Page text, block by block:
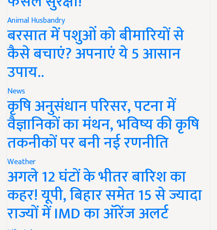
Animal Husbandry
बरसात में पशुओं को बीमारियों से
कैसे बचाएं? अपनाएं ये 5 आसान
उपाय..
News
कृषि अनुसंधान परिसर, पटना में
वैज्ञानिकों का मंथन, भविष्य की कृषि
तकनीकों पर बनी नई रणनीति
Weather
अगले 12 घंटों के भीतर बारिश का
कहर! यूपी, बिहार समेत 15 से ज्यादा
राज्यों में IMD का ऑरेंज अलर्ट